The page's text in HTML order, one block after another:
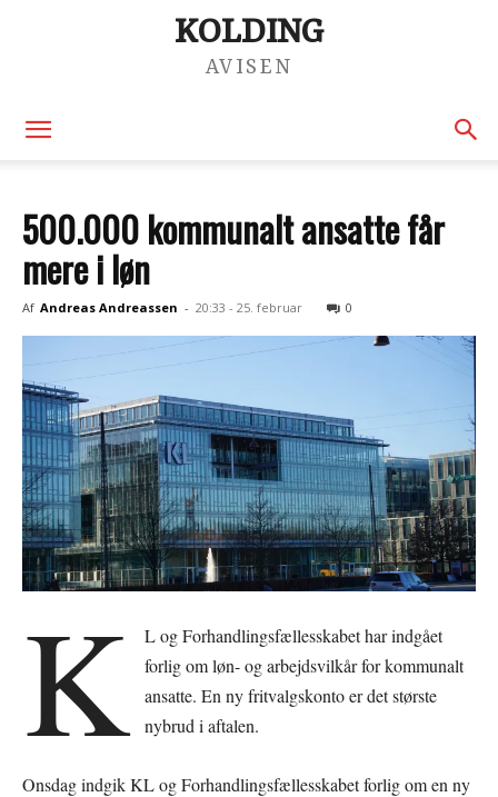
KOLDING
AVISEN
500.000 kommunalt ansatte får
mere i løn
Af Andreas Andreassen - 20:33 - 25. februar 0
K
L og Forhandlingsfællesskabet har indgået
forlig om løn- og arbejdsvilkår for kommunalt
ansatte. En ny fritvalgskonto er det største
nybrud i aftalen.
Onsdag indgik KL og Forhandlingsfællesskabet forlig om en ny